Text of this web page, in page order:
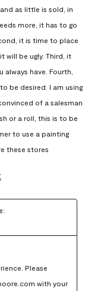
as little is sold, in
more, it has to go
it is time to place
be ugly. Third, it
have. Fourth,
be desired. I am using
of a salesman
or a roll, this is to be
to use a painting
these stores
Please
with your